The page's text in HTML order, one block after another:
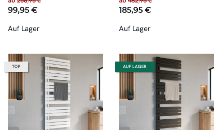
99,95 €
Auf Lager
185,95 €
Auf Lager
TOP AUF LAGER